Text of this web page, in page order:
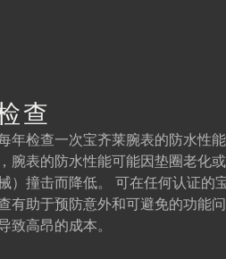
查
年检查一次宝齐莱腕表的防水性
腕表的防水性能可能因垫圈老化
）撞击而降低。 可在任何认证的
有助于预防意外和可避免的功能
致高昂的成本。